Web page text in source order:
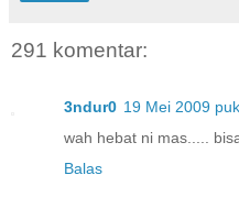
291 komentar:
3ndur0 19 Mei 2009
wah hebat ni mas.....
Balas